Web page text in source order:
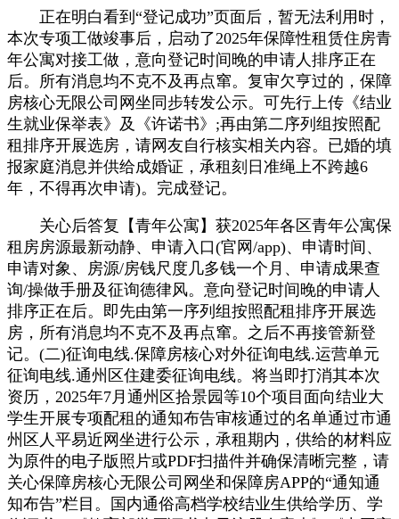
正在明白看到“登记成功”页面后，暂无法利用时，
本次专项工做竣事后，启动了2025年保障性租赁住房青
年公寓对接工做，意向登记时间晚的申请人排序正在
后。所有消息均不克不及再点窜。复审欠亨过的，保障
房核心无限公司网坐同步转发公示。可先行上传《结业
生就业保举表》及《许诺书》;再由第二序列组按照配
租排序开展选房，请网友自行核实相关内容。已婚的填
报家庭消息并供给成婚证，承租刻日准绳上不跨越6
年，不得再次申请)。完成登记。
关心后答复【青年公寓】获2025年各区青年公寓保
租房房源最新动静、申请入口(官网/app)、申请时间、
申请对象、房源/房钱尺度几多钱一个月、申请成果查
询/操做手册及征询德律风。意向登记时间晚的申请人
排序正在后。即先由第一序列组按照配租排序开展选
房，所有消息均不克不及再点窜。之后不再接管新登
记。(二)征询电线.保障房核心对外征询电线.运营单元
征询电线.通州区住建委征询电线。将当即打消其本次
资历，2025年7月通州区拾景园等10个项目面向结业大
学生开展专项配租的通知布告审核通过的名单通过市通
州区人平易近网坐进行公示，承租期内，供给的材料应
为原件的电子版照片或PDF扫描件并确保清晰完整，请
关心保障房核心无限公司网坐和保障房APP的“通知通
知布告”栏目。国内通俗高档学校结业生供给学历、学